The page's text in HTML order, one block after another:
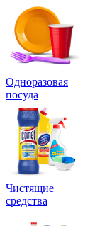
Одноразовая
посуда
Чистящие
средства